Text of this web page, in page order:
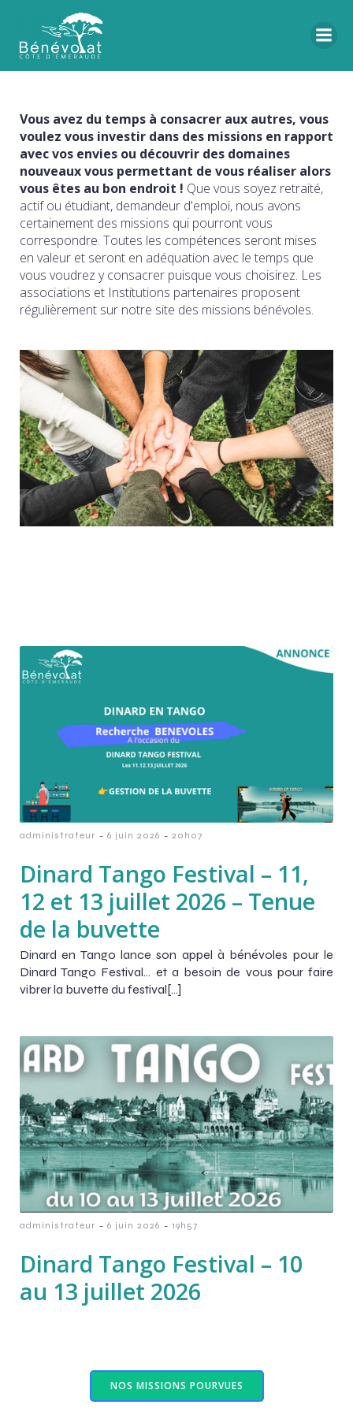
Vous avez du temps à consacrer aux autres, vous
voulez vous investir dans des missions en rapport
avec vos envies ou découvrir des domaines
nouveaux vous permettant de vous réaliser alors
vous êtes au bon endroit ! Que vous soyez retraité,
actif ou étudiant, demandeur d'emploi, nous avons
certainement des missions qui pourront vous
correspondre. Toutes les compétences seront mises
en valeur et seront en adéquation avec le temps que
vous voudrez y consacrer puisque vous choisirez. Les
associations et Institutions partenaires proposent
régulièrement sur notre site des missions bénévoles.
administrateur - 6 juin 2026 - 20h07
Dinard Tango Festival – 11,
12 et 13 juillet 2026 – Tenue
de la buvette
Dinard en Tango lance son appel à bénévoles pour le
Dinard Tango Festival… et a besoin de vous pour faire
vibrer la buvette du festival[…]
administrateur - 6 juin 2026 - 19h57
Dinard Tango Festival – 10
au 13 juillet 2026
NOS MISSIONS POURVUES